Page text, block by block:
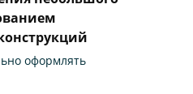
оформлять